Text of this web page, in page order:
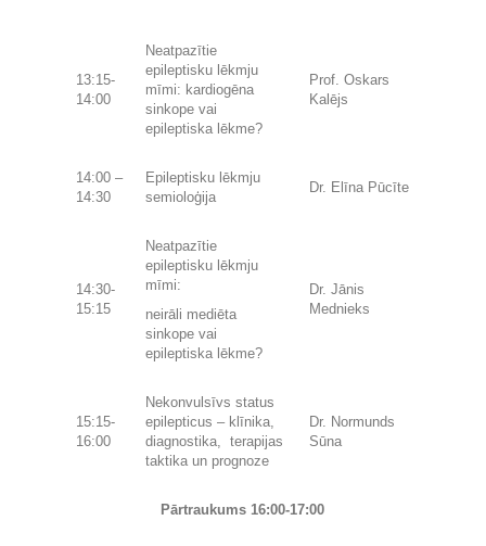
13:15-
14:00
Neatpazītie
epileptisku lēkmju
mīmi: kardiogēna
sinkope vai
epileptiska lēkme?
Prof. Oskars
Kalējs
14:00 –
14:30
Epileptisku lēkmju
semioloģija
Dr. Elīna Pūcīte
14:30-
15:15
Neatpazītie
epileptisku lēkmju
mīmi:
neirāli mediēta
sinkope vai
epileptiska lēkme?
Dr. Jānis
Mednieks
15:15-
16:00
Nekonvulsīvs status
epilepticus – klīnika,
diagnostika, terapijas
taktika un prognoze
Dr. Normunds
Sūna
Pārtraukums 16:00-17:00